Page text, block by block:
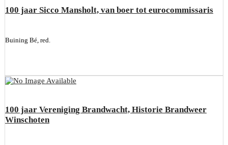
100 jaar Sicco Mansholt, van boer tot eurocommissaris
Buining Bé, red.
100 jaar Vereniging Brandwacht, Historie Brandweer
Winschoten